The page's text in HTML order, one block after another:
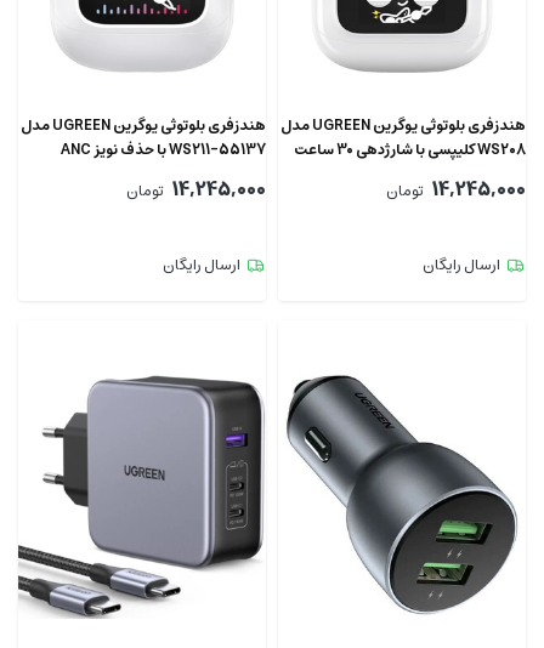
هندزفری بلوتوثی یوگرین UGREEN مدل
WS208 کلیپسی با شارژدهی 30 ساعت
14,245,000 تومان
ارسال رایگان
هندزفری بلوتوثی یوگرین UGREEN مدل
‎WS211-55137 با حذف نویز ANC
14,245,000 تومان
ارسال رایگان